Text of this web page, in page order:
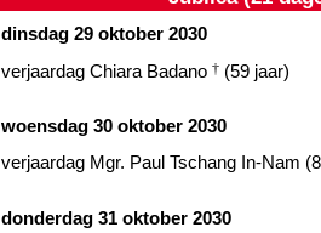
dinsdag 29 oktober 2030
verjaardag Chiara Badano † (59 jaar)
woensdag 30 oktober 2030
verjaardag Mgr. Paul Tschang In-Nam
donderdag 31 oktober 2030